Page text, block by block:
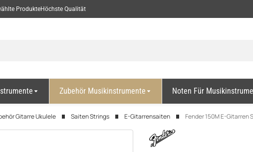
ProdukteHöchste Qualität
Zubehör Musikinstrumente Noten Für
Gitarre Ukulele Saiten Strings E-Gitarrensaiten Fender 150M E-Gitarren